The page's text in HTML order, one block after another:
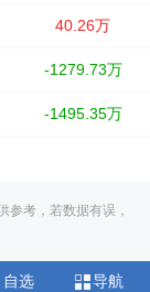
40.26万
-1279.73万
-1495.35万
参考，若数据有误，
自选 导航